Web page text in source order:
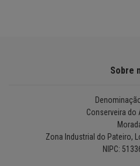
Sobre
Conserveira do
Zona Industrial do Pateiro,
NIPC: